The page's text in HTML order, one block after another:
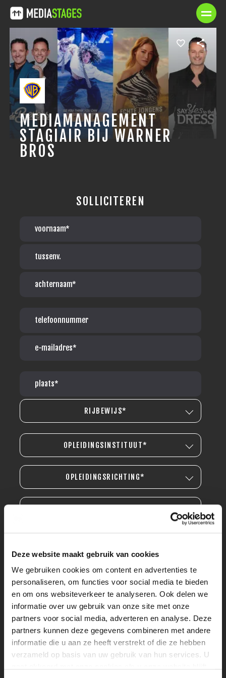
Deze website maakt gebruik van cookies
We gebruiken cookies om content en advertenties te
personaliseren, om functies voor social media te bieden
en om ons websiteverkeer te analyseren. Ook delen we
informatie over uw gebruik van onze site met onze
partners voor social media, adverteren en analyse. Deze
partners kunnen deze gegevens combineren met andere
informatie die u aan ze heeft verstrekt of die ze hebben
verzameld op basis van uw gebruik van hun services. U
MEDIAMANAGEMENT
STAGIAIR BIJ WARNER
BROS
SOLLICITEREN
RIJBEWIJS*
OPLEIDINGSINSTITUUT*
OPLEIDINGSRICHTING*